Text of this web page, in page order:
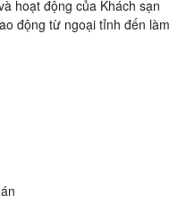
hoạt động của Khách sạn
động từ ngoại tỉnh đến làm